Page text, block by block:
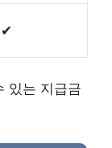
✔︎
있는 지급금